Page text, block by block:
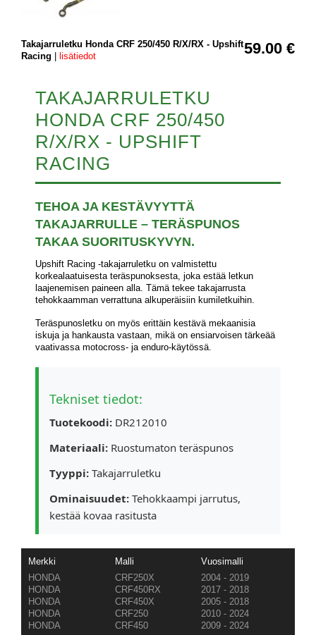
59.00 €
Takajarruletku Honda CRF 250/450 R/X/RX - Upshift
Racing
lisätiedot
TAKAJARRULETKU
HONDA CRF 250/450
R/X/RX - UPSHIFT
RACING
TEHOA JA KESTÄVYYTTÄ
TAKAJARRULLE – TERÄSPUNOS
TAKAA SUORITUSKYVYN.
Upshift Racing -takajarruletku on valmistettu
korkealaatuisesta teräspunoksesta, joka estää letkun
laajenemisen paineen alla. Tämä tekee takajarrusta
tehokkaamman verrattuna alkuperäisiin kumiletkuihin.
Teräspunosletku on myös erittäin kestävä mekaanisia
iskuja ja hankausta vastaan, mikä on ensiarvoisen tärkeää
vaativassa motocross- ja enduro-käytössä.
Tekniset tiedot:
Tuotekoodi: DR212010
Materiaali: Ruostumaton teräspunos
Tyyppi: Takajarruletku
Ominaisuudet: Tehokkaampi jarrutus,
kestää kovaa rasitusta
Merkki Malli
Vuosimalli
HONDA
CRF250X
2004 - 2019
HONDA
CRF450RX
2017 - 2018
HONDA
CRF450X
2005 - 2018
HONDA
CRF250
2010 - 2024
HONDA
CRF450 2009 - 2024